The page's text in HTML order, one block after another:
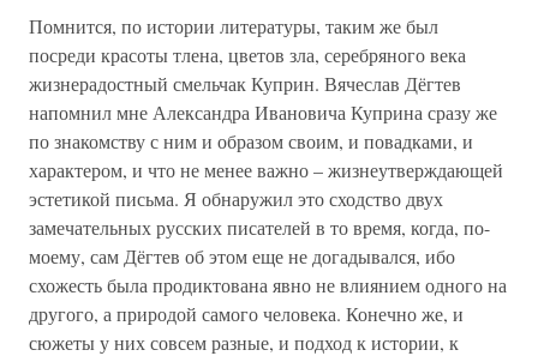
Помнится, по истории литературы, таким же был
посреди красоты тлена, цветов зла, серебряного века
жизнерадостный смельчак Куприн. Вячеслав Дёгтев
напомнил мне Александра Ивановича Куприна сразу же
по знакомству с ним и образом своим, и повадками, и
характером, и что не менее важно – жизнеутверждающей
эстетикой письма. Я обнаружил это сходство двух
замечательных русских писателей в то время, когда, по-
моему, сам Дёгтев об этом еще не догадывался, ибо
схожесть была продиктована явно не влиянием одного на
другого, а природой самого человека. Конечно же, и
сюжеты у них совсем разные, и подход к истории, к